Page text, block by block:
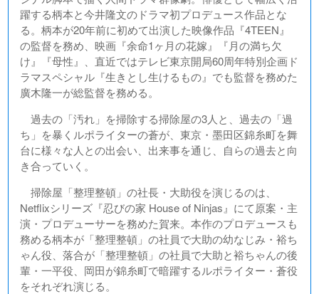
躍する柄本と今井隆文のドラマ初プロデュース作品とな
る。柄本が20年前に初めて出演した映像作品『4TEEN』
の監督を務め、映画『余命1ヶ月の花嫁』『月の満ち欠
け』『母性』、直近ではテレビ東京開局60周年特別企画ド
ラマスペシャル『生きとし生けるもの』でも監督を務めた
廣木隆一が総監督を務める。
過去の「汚れ」を掃除する掃除屋の3人と、過去の「過
ち」を暴くルポライターの蒼が、東京・墨田区錦糸町を舞
台に様々な人との出会い、出来事を通じ、自らの過去と向
き合っていく。
掃除屋「整理整頓」の社長・大助役を演じるのは、
Netflixシリーズ『忍びの家 House of Ninjas』にて原案・主
演・プロデューサーを務めた賀来。本作のプロデュースも
務める柄本が「整理整頓」の社員で大助の幼なじみ・裕ち
ゃん役、落合が「整理整頓」の社員で大助と裕ちゃんの後
輩・一平役、岡田が錦糸町で暗躍するルポライター・蒼役
をそれぞれ演じる。